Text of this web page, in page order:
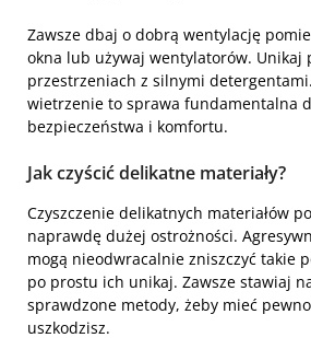
Zawsze dbaj o dobrą wentylację
okna lub używaj wentylatorów. Unikaj
przestrzeniach z silnymi
wietrzenie to sprawa fundamentalna
bezpieczeństwa i komfortu.
Jak czyścić delikatne materiały?
Czyszczenie delikatnych materiałów
naprawdę dużej ostrożności.
mogą nieodwracalnie zniszczyć takie
po prostu ich unikaj. Zawsze stawiaj
sprawdzone metody, żeby mieć
uszkodzisz.